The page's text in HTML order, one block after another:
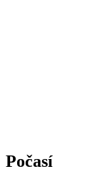
Počasí